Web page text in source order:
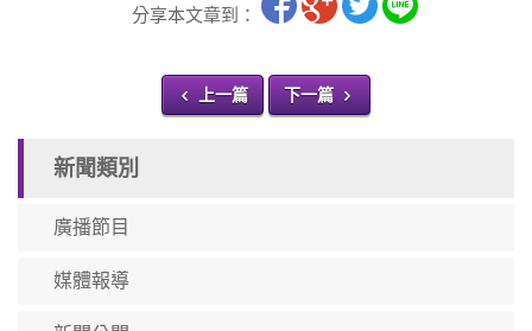
分享本文章到：
上一篇 下一篇
新聞類別
廣播節目
媒體報導